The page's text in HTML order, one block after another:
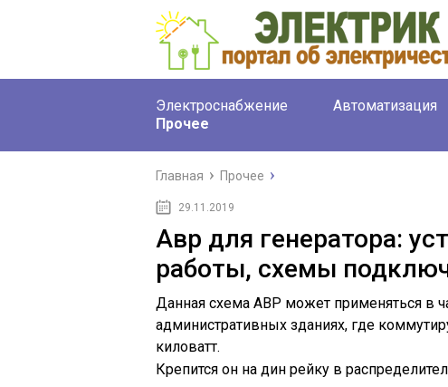
Электроснабжение Автоматизация
Прочее
Главная Прочее
29.11.2019
Авр для генератора:
работы, схемы
Данная схема АВР может применяться в
административных зданиях, где
киловатт.
Крепится он на дин рейку в